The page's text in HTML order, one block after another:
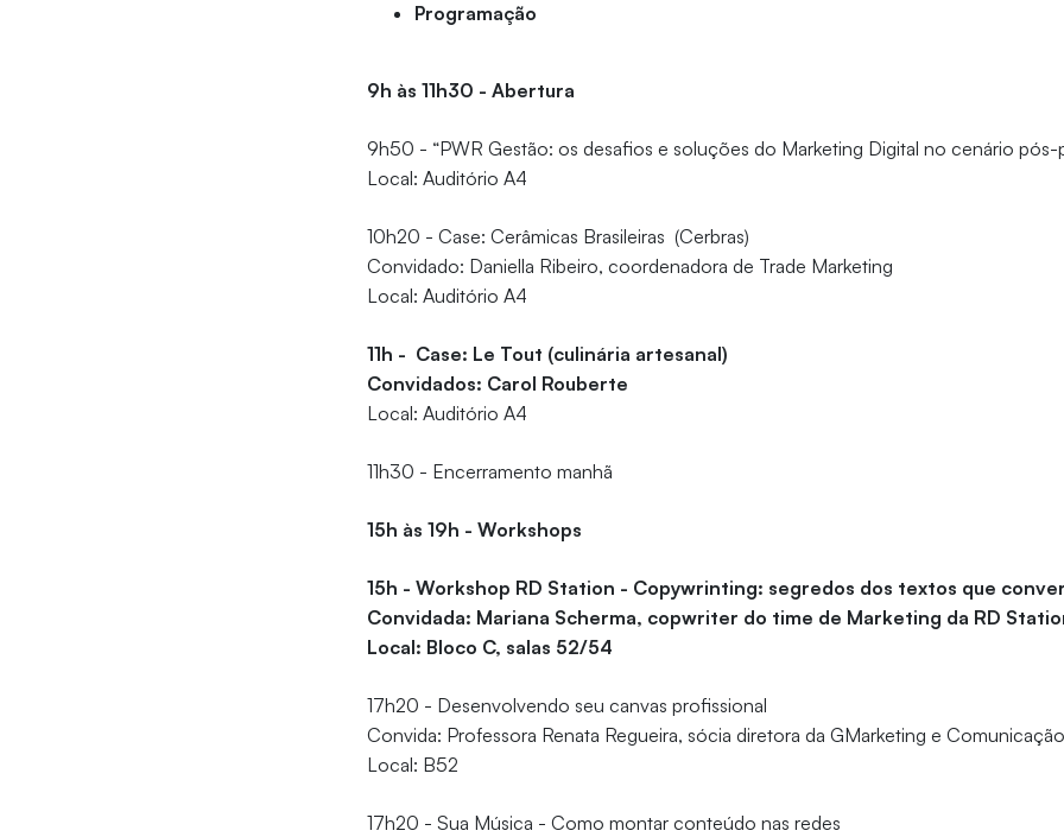
Programação
9h às 11h30 - Abertura
9h50 - “PWR Gestão: os desafios e soluções do Marketing Digital no cenário pós-
Local: Auditório A4
10h20 - Case: Cerâmicas Brasileiras (Cerbras)
Convidado: Daniella Ribeiro, coordenadora de Trade Marketing
Local: Auditório A4
11h - Case: Le Tout (culinária artesanal)
Convidados: Carol Rouberte
Local: Auditório A4
11h30 - Encerramento manhã
15h às 19h - Workshops
15h - Workshop RD Station - Copywrinting: segredos dos textos que
Convidada: Mariana Scherma, copwriter do time de Marketing da RD
Local: Bloco C, salas 52/54
17h20 - Desenvolvendo seu canvas profissional
Convida: Professora Renata Regueira, sócia diretora da GMarketing e Comunicação
Local: B52
17h20 - Sua Música - Como montar conteúdo nas redes